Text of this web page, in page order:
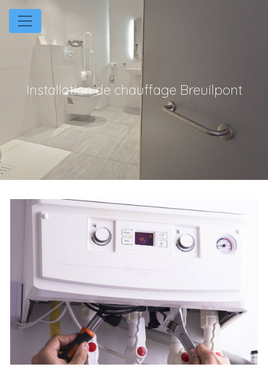
Panneau de gestion des cookies
Installation de chauffage Breuilpont